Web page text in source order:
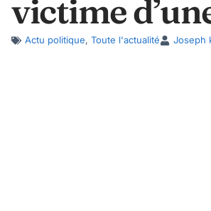
victime
Actu politique, Toute l'actualité Joseph